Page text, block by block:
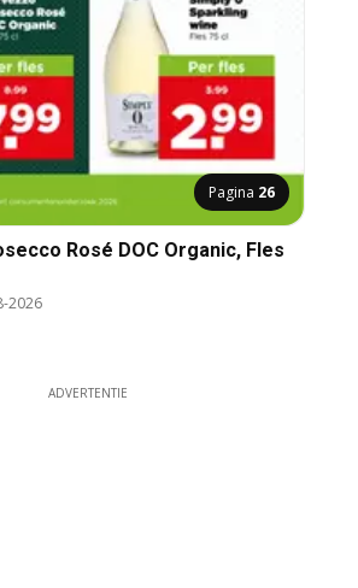
Pagina 26
Rosé DOC Organic, Fles
2026
ADVERTENTIE